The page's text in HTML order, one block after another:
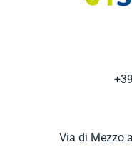
Via di Mezzo